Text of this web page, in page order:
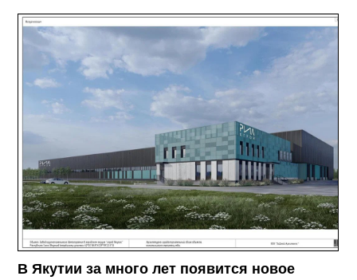
В Якутии за много лет появится новое